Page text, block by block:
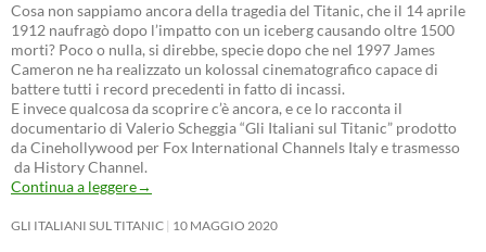
Cosa non sappiamo ancora della tragedia del Titanic, che il 14 aprile
1912 naufragò dopo l’impatto con un iceberg causando oltre 1500
morti? Poco o nulla, si direbbe, specie dopo che nel 1997 James
Cameron ne ha realizzato un kolossal cinematografico capace di
battere tutti i record precedenti in fatto di incassi.
E invece qualcosa da scoprire c’è ancora, e ce lo racconta il
documentario di Valerio Scheggia “Gli Italiani sul Titanic” prodotto
da Cinehollywood per Fox International Channels Italy e trasmesso
da History Channel.
Continua a leggere→
GLI ITALIANI SUL TITANIC 10 MAGGIO 2020